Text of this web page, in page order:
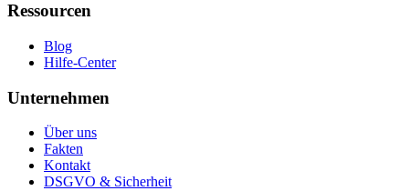
Ressourcen
Blog
Hilfe-Center
Unternehmen
Über uns
Fakten
Kontakt
DSGVO & Sicherheit